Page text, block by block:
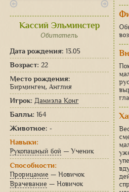
Кассий Эльминстер
Обитатель
Дата рождения: 13.05
Возраст: 22
Место рождения:
Бирмингем, Англия
Игрок: Даниэла Конг
Баллы: 164
Животное: -
Навыки:
Рукопашный бой — Ученик
Способности:
Прорицание — Новичок
Врачевание — Новичок